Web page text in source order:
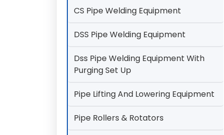
CS Pipe Welding Equipment
DSS Pipe Welding Equipment
Dss Pipe Welding Equipment With
Purging Set Up
Pipe Lifting And Lowering Equipment
Pipe Rollers & Rotators